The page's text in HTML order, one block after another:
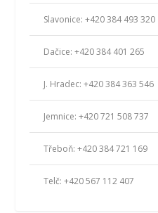
Slavonice: +420 384 493 320
Dačice: +420 384 401 265
J. Hradec: +420 384 363 546
Jemnice: +420 721 508 737
Třeboň: +420 384 721 169
Telč: +420 567 112 407